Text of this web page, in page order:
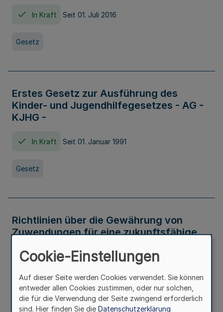
In Kraft Seit 01. Juli 2016
Gesetz
Erstes Gesetz zur Ausführung des
Kinder- und Jugendhilfegesetzes - AG -
KJHG -
In Kraft Seit 01. Januar 1991
Gesetz
Richtlinien über die Gewährung von
Zuwendungen für eine zukunftsfähige
Nordrhein-Westfalen
In Kraft
Verwaltungsvorschrift
Cookie-Einstellungen
Auf dieser Seite werden Cookies verwendet. Sie können
entweder allen Cookies zustimmen, oder nur solchen,
die für die Verwendung der Seite zwingend erforderlich
sind. Hier finden Sie die Datenschutzerklärung